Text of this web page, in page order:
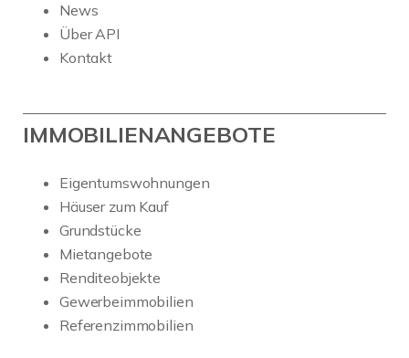
News
Über API
Kontakt
IMMOBILIENANGEBOTE
Eigentumswohnungen
Häuser zum Kauf
Grundstücke
Mietangebote
Renditeobjekte
Gewerbeimmobilien
Referenzimmobilien